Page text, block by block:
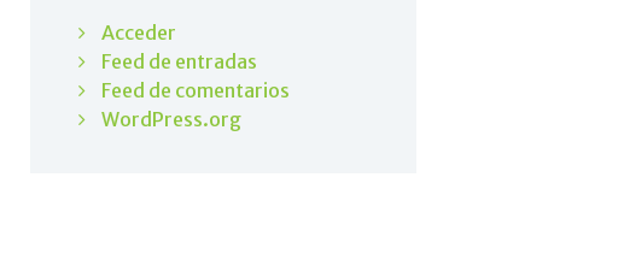
Acceder
Feed de entradas
Feed de comentarios
WordPress.org